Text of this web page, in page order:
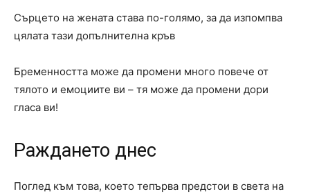
Сърцето на жената става по-голямо, за да изпомпва
цялата тази допълнителна кръв
Бременността може да промени много повече от
тялото и емоциите ви – тя може да промени дори
гласа ви!
Раждането днес
Поглед към това, което тепърва предстои в света на